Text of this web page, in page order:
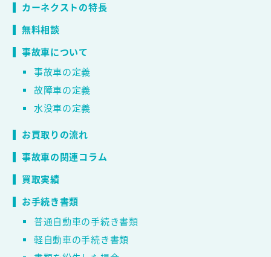
カーネクストの特長
無料相談
事故車について
事故車の定義
故障車の定義
水没車の定義
お買取りの流れ
事故車の関連コラム
買取実績
お手続き書類
普通自動車の手続き書類
軽自動車の手続き書類